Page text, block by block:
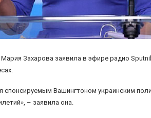
Захарова заявила в эфире радио
спонсируемым Вашингтоном украинским
– заявила она.